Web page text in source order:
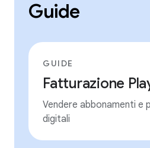
Guide
GUIDE
Fatturazione
Vendere abbonamenti e
digitali